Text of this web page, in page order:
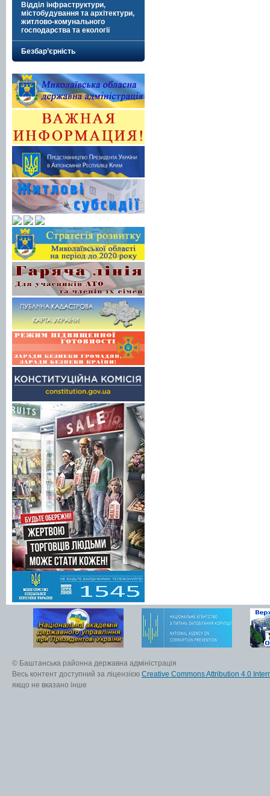
Відділ інфраструктури,
містобудування та архітектури,
житлово-комунального
господарства та екології
Безбар’єрність
© Баштанська районна державна адміністрація
Весь контент доступний за ліцензією Creative Commons Attribution 4.0
якщо не вказано інше